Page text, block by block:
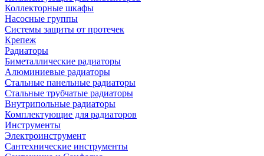
Коллекторные шкафы
Насосные группы
Системы защиты от протечек
Крепеж
Радиаторы
Биметаллические радиаторы
Алюминиевые радиаторы
Стальные панельные радиаторы
Стальные трубчатые радиаторы
Внутрипольные радиаторы
Комплектующие для радиаторов
Инструменты
Электроинструмент
Сантехнические инструменты